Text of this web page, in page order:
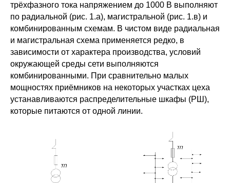
трёхфазного тока напряжением до 1000 В выполняют
по радиальной (рис. 1.а), магистральной (рис. 1.в) и
комбинированным схемам. В чистом виде радиальная
и магистральная схема применяется редко, в
зависимости от характера производства, условий
окружающей среды сети выполняются
комбинированными. При сравнительно малых
мощностях приёмников на некоторых участках цеха
устанавливаются распределительные шкафы (РШ),
которые питаются от одной линии.